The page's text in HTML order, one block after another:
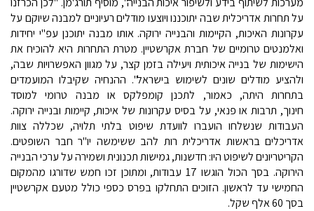
על תחרות אדריכלית שבה יתוכננו ויוצעו מודלים רעיוניים למבנה שיוקם על
עקרונות האיכות, הקיימות והבנייה ירוקה. אותו מבנה יתוכנן עפ"י יחידות
ואלמנטים טרומיים של חברת אקרשטיין. מטרת התחרות היא להוכיח את
הישימות של בנייה איכותית ויעילה בזמן קצר, על מגוון האפשרויות שבה,
ולהציע מודלים שונים לשימוש בישראל". ההנחיה שקיבלו המועמדים
בתחרות היתה, כאמור, לתכנן קומפלקס או מבנה טרומי למוסד
חינוך, תרבות או פנאי, על בסיס עקרונות של איכות, קיימות ובנייה ירוקה.
העבודות שנשלחו הועברו לוועדת שיפוט בלתי תלויה, שכללה צוות
אדריכלים בראשות אדריכלית רות להב ששימשה יו"ר חבר השופטים.
הקריטריונים לשיפוט היו: חדשנות, גמישות תכנונית ושמירה על ערכי הבנייה
הירוקה. בסך הכול הוגשו 17 עבודות, ומתוכן זכו חמש שדורגו מהמקום
החמישי עד לראשון. הזוכים התחלקו בפרס כספי כולל מטעם אקרשטיין
בסך 60 אלף שקל.